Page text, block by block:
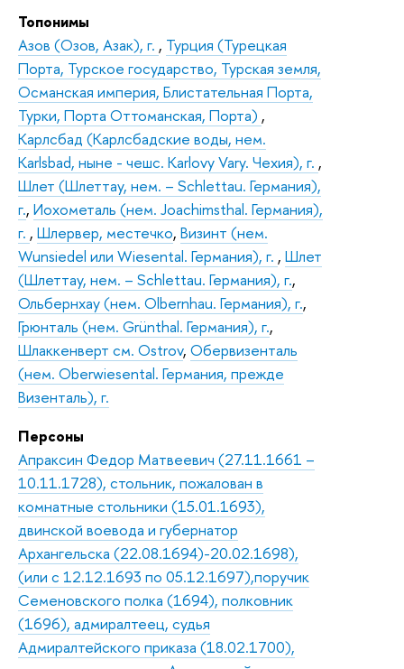
Топонимы
Азов (Озов, Азак), г. , Турция (Турецкая
Порта, Турское государство, Турская земля,
Османская империя, Блистательная Порта,
Турки, Порта Оттоманская, Порта) ,
Карлсбад (Карлсбадские воды, нем.
Karlsbad, ныне - чешс. Karlovy Vary. Чехия), г. ,
Шлет (Шлеттау, нем. – Schlettau. Германия),
г., Иохометаль (нем. Joachimsthal. Германия),
г. , Шлервер, местечко, Визинт (нем.
Wunsiedel или Wiesental. Германия), г. , Шлет
(Шлеттау, нем. – Schlettau. Германия), г.,
Ольбернхау (нем. Olbernhau. Германия), г.,
Грюнталь (нем. Grünthal. Германия), г.,
Шлаккенверт см. Ostrov, Обервизенталь
(нем. Oberwiesental. Германия, прежде
Визенталь), г.
Персоны
Апраксин Федор Матвеевич (27.11.1661 –
10.11.1728), стольник, пожалован в
комнатные стольники (15.01.1693),
двинской воевода и губернатор
Архангельска (22.08.1694)-20.02.1698),
(или с 12.12.1693 по 05.12.1697),поручик
Семеновского полка (1694), полковник
(1696), адмиралтеец, судья
Адмиралтейского приказа (18.02.1700),